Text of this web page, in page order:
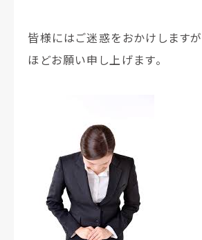
皆様にはご迷惑をおかけします
ほどお願い申し上げます。